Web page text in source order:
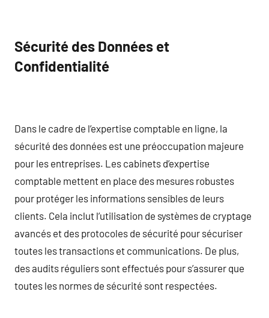
Sécurité des Données et
Confidentialité
Dans le cadre de l’expertise comptable en ligne, la
sécurité des données est une préoccupation majeure
pour les entreprises. Les cabinets d’expertise
comptable mettent en place des mesures robustes
pour protéger les informations sensibles de leurs
clients. Cela inclut l’utilisation de systèmes de cryptage
avancés et des protocoles de sécurité pour sécuriser
toutes les transactions et communications. De plus,
des audits réguliers sont effectués pour s’assurer que
toutes les normes de sécurité sont respectées.